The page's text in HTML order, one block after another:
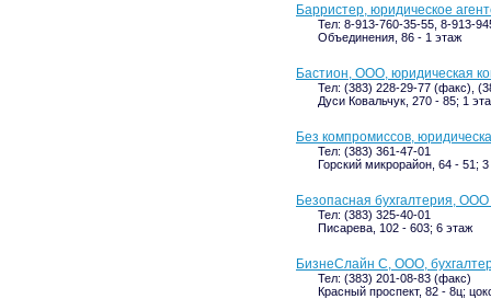
Барристер, юридическое
Тел: 8-913-760-35-55, 8-913-
Объединения, 86 - 1 этаж
Бастион, ООО, юридическая
Тел: (383) 228-29-77 (факс),
Дуси Ковальчук, 270 - 85; 1
Без компромиссов,
Тел: (383) 361-47-01
Горский микрорайон, 64 - 51;
Безопасная бухгалтерия,
Тел: (383) 325-40-01
Писарева, 102 - 603; 6 этаж
БизнеСлайн С, ООО,
Тел: (383) 201-08-83 (факс)
Красный проспект, 82 - 8ц;